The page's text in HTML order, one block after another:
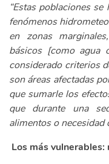
“Estas poblaciones
fenómenos
en zonas
básicos [como agua
considerado criterios
son áreas afectadas
que sumarle los
que durante una
alimentos o necesidad
Los más vulnerables: